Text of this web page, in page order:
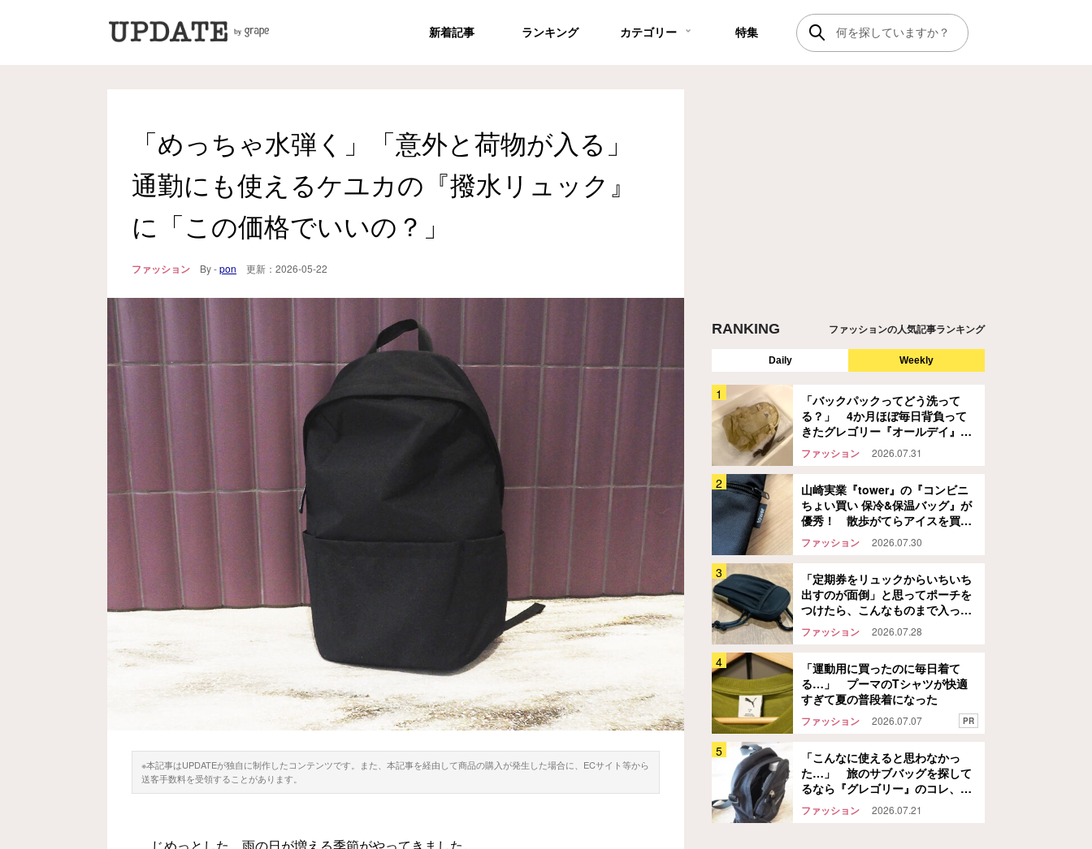
新着記事 ランキング カテゴリー 特集
「めっちゃ水弾く」「意外と荷物が入る」
通勤にも使えるケユカの『撥水リュック』
に「この価格でいいの？」
ファッション By -pon 更新： 2026-05-22
※本記事はUPDATEが独自に制作したコンテンツです。また、本記事を経由して商品の購入が発生した場合に、ECサイト等から
送客手数料を受領することがあります。
RANKING ファッションの人気記事ランキング
Daily Weekly
「サンダルなのによく歩け
る！」 ミズノ『ウエーブプロフ
ェシーストラップ』を履いたら人
気の理由が分かった
「スニーカーは蒸れる」「サンダ
ルは歩きにくい…」 コロンビア
の『シャンダル』が解決してくれ
「バックパックってどう洗って
る？」 4か月ほぼ毎日背負って
きたグレゴリー『オールデイ』
を…
ファッション 2026.07.31
らこれ！ タビオの5本指ソック
スが夏に手放せなくなった理由
ファッション 2026.08.08
「疲れない」といわれるニューバ
ランス 30足以上履いて『ベスト
「バックパックってどう洗って
る？」 4か月ほぼ毎日背負って
きたグレゴリー『オールデイ』
を…
ファッション 2026.07.31
山崎実業『tower』の『コンビニ
ちょい買い 保冷&保温バッグ』が
優秀！ 散歩がてらアイスを買い
に行ってみた結果…
ファッション 2026.07.30
「定期券をリュックからいちいち
出すのが面倒」と思ってポーチを
つけたら、こんなものまで入った
話
ファッション 2026.07.28
「運動用に買ったのに毎日着て
る…」 プーマのTシャツが快適
すぎて夏の普段着になった
ファッション 2026.07.07 PR
「こんなに使えると思わなかっ
た…」 旅のサブバッグを探して
るなら『グレゴリー』のコレ、チ
ェックして！
ファッション 2026.07.21